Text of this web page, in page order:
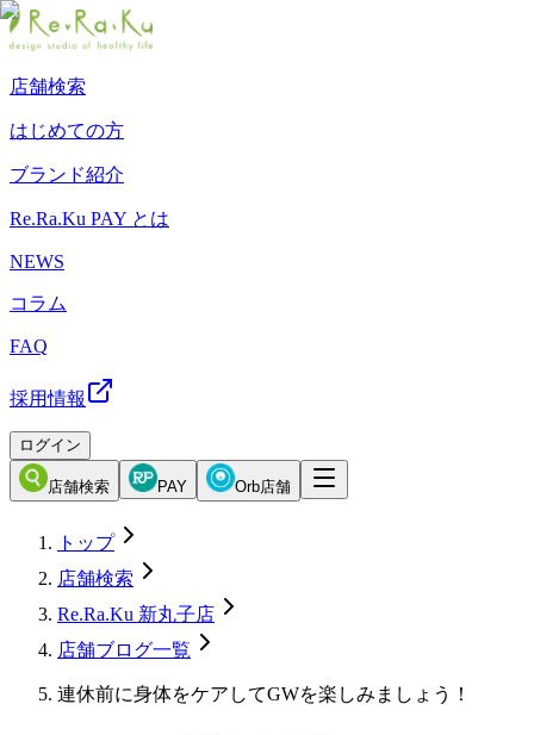
店舗検索
はじめての方
ブランド紹介
Re.Ra.Ku PAY とは
NEWS
コラム
FAQ
採用情報
ログイン
店舗検索 PAY Orb店舗
トップ
店舗検索
Re.Ra.Ku 新丸子店
店舗ブログ一覧
連休前に身体をケアしてGWを楽しみましょう！